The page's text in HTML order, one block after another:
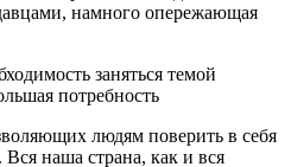
намного опережающая
заняться темой
потребность
людям поверить в себя
наша страна, как и вся